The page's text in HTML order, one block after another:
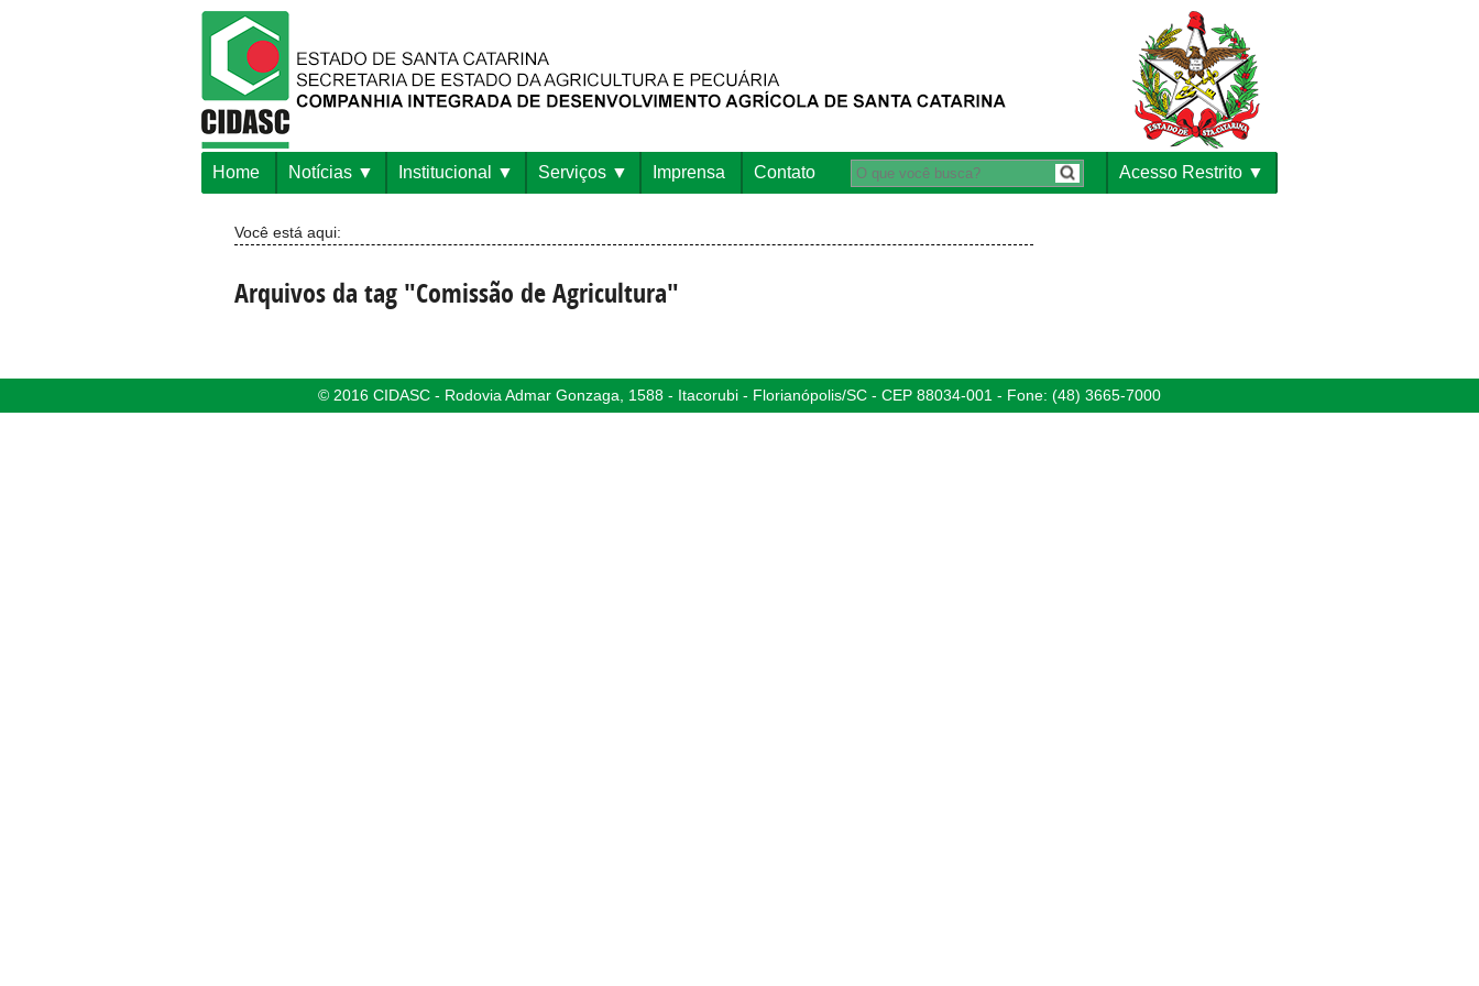
Home Notícias Institucional Serviços Imprensa Contato Acesso Restrito
Você está aqui:
Arquivos da tag "Comissão de Agricultura"
© 2016 CIDASC - Rodovia Admar Gonzaga, 1588 - Itacorubi - Florianópolis/SC - CEP 88034-001 - Fone: (48) 3665-7000